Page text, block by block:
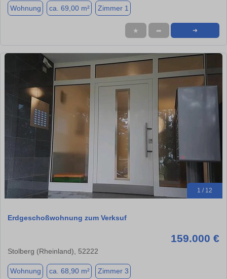
Wohnung ca. 69,00 m² Zimmer 1
★ ➦ ➜
1 / 12
Erdgeschoßwohnung zum Verksuf
159.000 €
Stolberg (Rheinland), 52222
Wohnung ca. 68,90 m² Zimmer 3